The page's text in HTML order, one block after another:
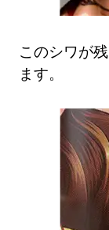
このシワが
ます。